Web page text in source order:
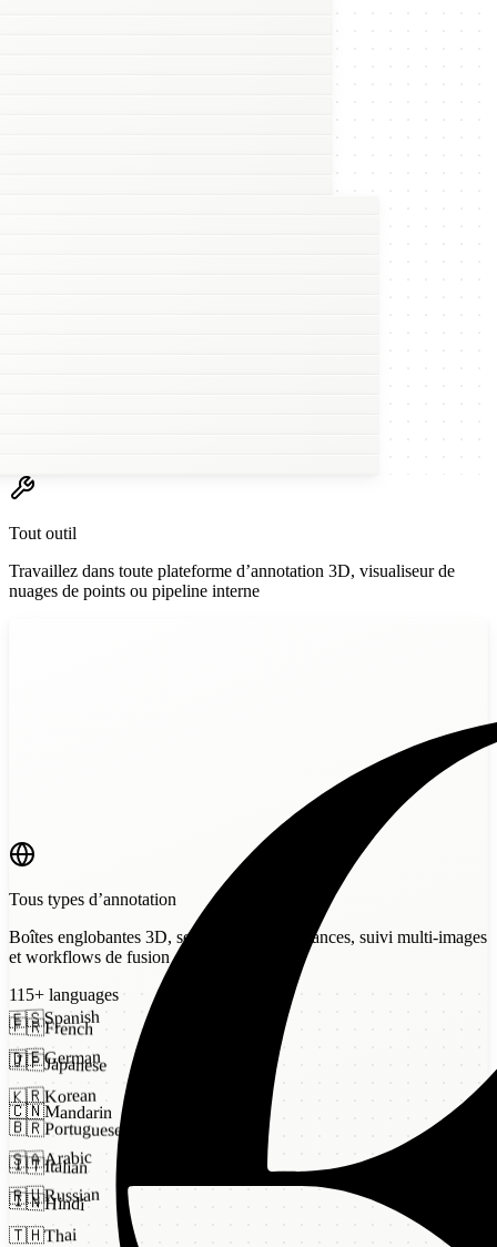
Tout outil
Travaillez dans toute plateforme d’annotation 3D, visualiseur de
nuages de points ou pipeline interne
Scale Studio
Tous types d’annotation
Boîtes englobantes 3D, segmentation d’instances, suivi multi-images
et workflows de fusion de capteurs
115+ languages
🇪🇸Spanish
🇫🇷French
🇩🇪German
🇯🇵Japanese
🇰🇷Korean
🇨🇳Mandarin
🇧🇷Portuguese
🇸🇦Arabic
🇮🇹Italian
🇷🇺Russian
🇮🇳Hindi
🇹🇭Thai